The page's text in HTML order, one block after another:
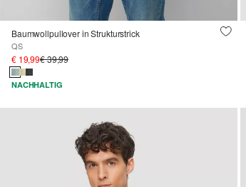
Baumwollpullover in Strukturstrick
QS
€ 19,99€ 39,99
NACHHALTIG